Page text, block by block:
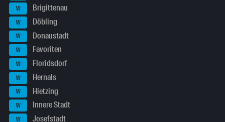
W Brigittenau
W Döbling
W Donaustadt
W Favoriten
W Floridsdorf
W Hernals
W Hietzing
W Innere Stadt
W Josefstadt